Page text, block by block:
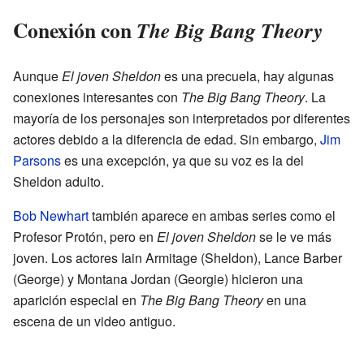
Conexión conThe Big Bang Theory
AunqueEl joven Sheldones una precuela, hay algunas
conexiones interesantes con The Big Bang Theory. La
mayoría de los personajes son interpretados por diferentes
actores debido a la diferencia de edad. Sin embargo, Jim
Parsonses una excepción, ya que su voz es la del
Sheldon adulto.
Bob Newharttambién aparece en ambas series como el
Profesor Protón, pero en El joven Sheldonse le ve más
joven. Los actores Iain Armitage (Sheldon), Lance Barber
(George) y Montana Jordan (Georgie) hicieron una
aparición especial en The Big Bang Theoryen una
escena de un video antiguo.